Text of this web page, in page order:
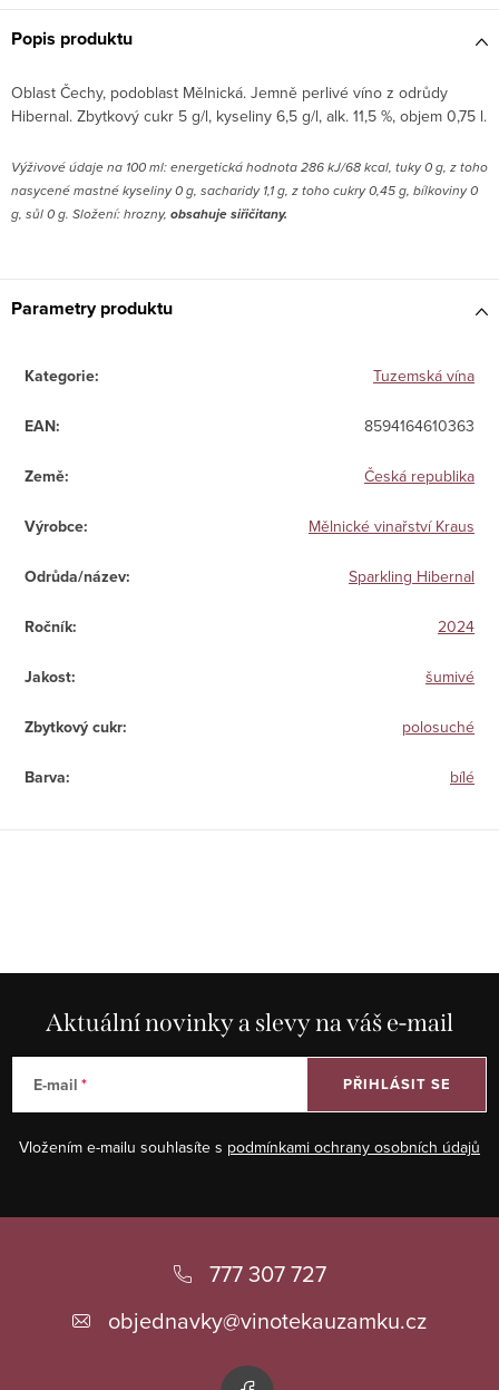
Popis produktu
Oblast Čechy, podoblast Mělnická. Jemně perlivé víno z odrůdy
Hibernal. Zbytkový cukr 5 g/l, kyseliny 6,5 g/l, alk. 11,5 %, objem 0,75 l.
Výživové údaje na 100 ml: energetická hodnota 286 kJ/68 kcal, tuky 0 g, z toho
nasycené mastné kyseliny 0 g, sacharidy 1,1 g, z toho cukry 0,45 g, bílkoviny 0
g, sůl 0 g. Složení: hrozny, obsahuje siřičitany.
Parametry produktu
Kategorie: Tuzemská vína
EAN: 8594164610363
Země: Česká republika
Výrobce: Mělnické vinařství Kraus
Odrůda/název: Sparkling Hibernal
Ročník: 2024
Jakost: šumivé
Zbytkový cukr: polosuché
Barva: bílé
Aktuální novinky a slevy na váš e-mail
E-mail
Vložením e-mailu souhlasíte s podmínkami ochrany osobních údajů
PŘIHLÁSIT SE
777 307 727
objednavky@vinotekauzamku.cz